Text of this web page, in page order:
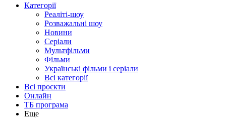
Категорії
Реаліті-шоу
Розважальні шоу
Новини
Серіали
Мультфільми
Фільми
Українські фільми і серіали
Всі категорії
Всі проєкти
Онлайн
ТБ програма
Еще